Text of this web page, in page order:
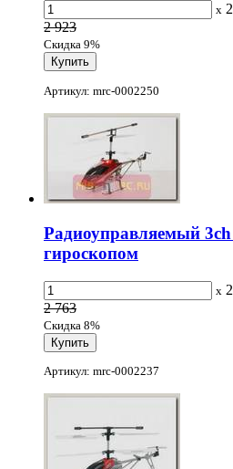
x
2 923
Скидка 9%
Артикул: mrc-0002250
Радиоуправляемый 3ch
гироскопом
x
2 763
Скидка 8%
Артикул: mrc-0002237